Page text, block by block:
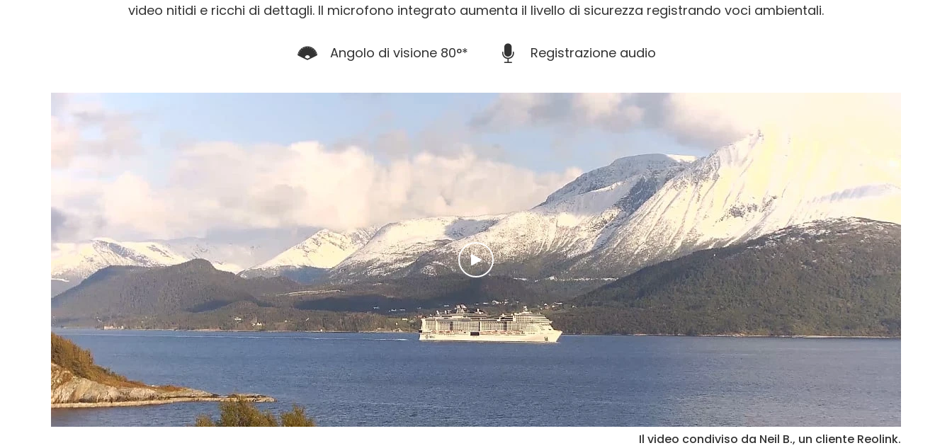
video nitidi e ricchi di dettagli. Il microfono integrato aumenta il livello di sicurezza registrando voci ambientali.
Angolo di visione 80°* Registrazione audio
Il video condiviso da Neil B., un cliente Reolink.